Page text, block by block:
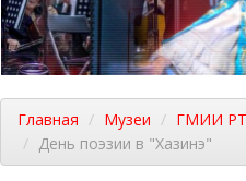
Главная Музеи ГМИИ РТ
День поэзии в "Хазинэ"